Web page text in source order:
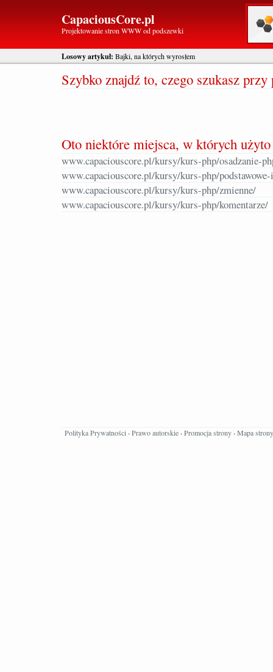
CapaciousCore.pl
Projektowanie stron WWW od podszewki
Losowy artykuł: Bajki, na których wyrosłem
Szybko znajdź to, czego szukasz
Oto niektóre miejsca, w których
www.capaciouscore.pl/kursy/kurs-php/osadzanie-
www.capaciouscore.pl/kursy/kurs-php/
www.capaciouscore.pl/kursy/kurs-php/zmienne/
www.capaciouscore.pl/kursy/kurs-php/komentarze/
Polityka Prywatności · Prawo autorskie · Promocja strony · Mapa strony